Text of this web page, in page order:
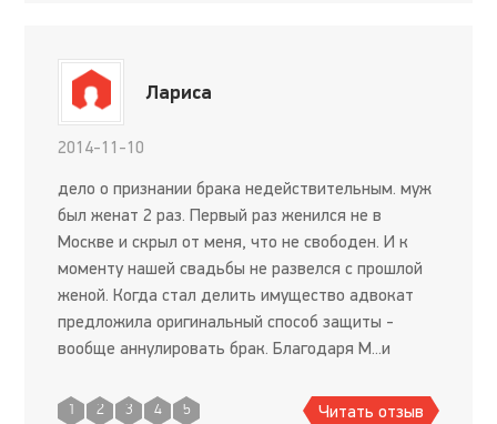
Лариса
2014-11-10
дело о признании брака недействительным. муж
был женат 2 раз. Первый раз женился не в
Москве и скрыл от меня, что не свободен. И к
моменту нашей свадьбы не развелся с прошлой
женой. Когда стал делить имущество адвокат
предложила оригинальный способ защиты -
вообще аннулировать брак. Благодаря М...и
аферистом.
1 2 3 4 5 Читать отзыв